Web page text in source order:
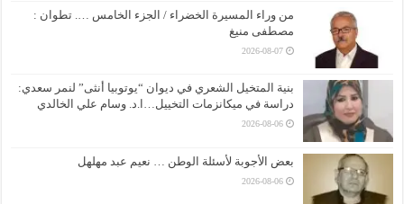
من وراء المسيرة الخضراء / الجزء الخامس …. تطوان :
مصطفى منيغ
2026-08-07
بنية المتخيل الشعري في ديوان “يوتوبيا أنثى” لنمر سعدي:
دراسة في ميكانزمات التخييل…ا.د. وسام علي الخالدي
2026-08-06
بعض الأجوبة لأسئلة الوطن … نعيم عبد مهلهل
2026-08-06